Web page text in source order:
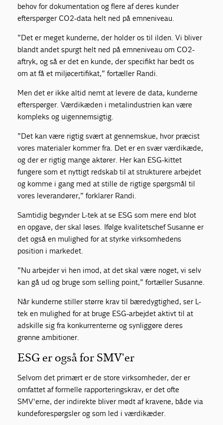
behov for dokumentation og flere af deres kunder
efterspørger CO2-data helt ned på emneniveau.
”Det er meget kunderne, der holder os til ilden. Vi bliver
blandt andet spurgt helt ned på emneniveau om CO2-
aftryk, og så er det en kunde, der specifikt har bedt os
om at få et miljøcertifikat,” fortæller Randi.
Men det er ikke altid nemt at levere de data, kunderne
efterspørger. Værdikæden i metalindustrien kan være
kompleks og uigennemsigtig.
”Det kan være rigtig svært at gennemskue, hvor præcist
vores materialer kommer fra. Det er en svær værdikæde,
og der er rigtig mange aktører. Her kan ESG-kittet
fungere som et nyttigt redskab til at strukturere arbejdet
og komme i gang med at stille de rigtige spørgsmål til
vores leverandører,” forklarer Randi.
Samtidig begynder L-tek at se ESG som mere end blot
en opgave, der skal løses. Ifølge kvalitetschef Susanne er
det også en mulighed for at styrke virksomhedens
position i markedet.
”Nu arbejder vi hen imod, at det skal være noget, vi selv
kan gå ud og bruge som selling point,” fortæller Susanne.
Når kunderne stiller større krav til bæredygtighed, ser L-
tek en mulighed for at bruge ESG-arbejdet aktivt til at
adskille sig fra konkurrenterne og synliggøre deres
grønne ambitioner.
ESG er også for SMV'er
Selvom det primært er de store virksomheder, der er
omfattet af formelle rapporteringskrav, er det ofte
SMV'erne, der indirekte bliver mødt af kravene, både via
kundeforespørgsler og som led i værdikæder.